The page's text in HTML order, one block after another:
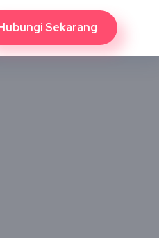
Sekarang